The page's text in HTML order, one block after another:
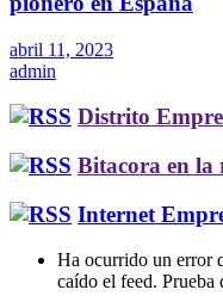
abril 11, 2023
admin
Distrito
Bitacora en la
Internet
Ha ocurrido un error
caído el feed. Prueba